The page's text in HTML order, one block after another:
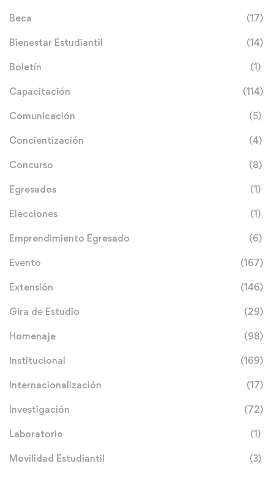
Beca (17)
Bienestar Estudiantil (14)
Boletín (1)
Capacitación (114)
Comunicación (5)
Concientización (4)
Concurso (8)
Egresados (1)
Elecciones (1)
Emprendimiento Egresado (6)
Evento (167)
Extensión (146)
Gira de Estudio (29)
Homenaje (98)
Institucional (169)
Internacionalización (17)
Investigación (72)
Laboratorio (1)
Movilidad Estudiantil (3)